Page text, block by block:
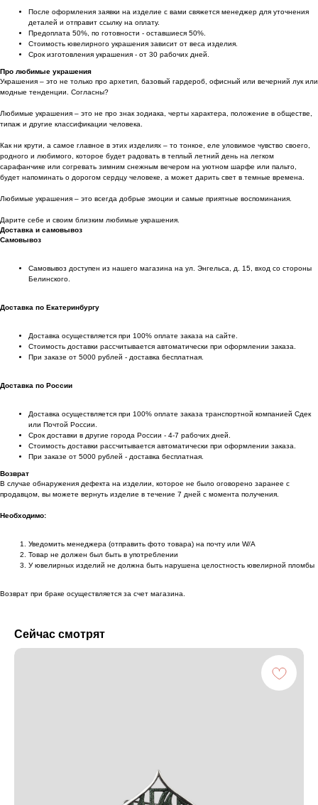
После оформления заявки на изделие с вами свяжется менеджер для уточнения
деталей и отправит ссылку на оплату.
Предоплата 50%, по готовности - оставшиеся 50%.
Стоимость ювелирного украшения зависит от веса изделия.
Срок изготовления украшения - от 30 рабочих дней.
Про любимые украшения
Украшения – это не только про архетип, базовый гардероб, офисный или вечерний лук или
модные тенденции. Согласны?
Любимые украшения – это не про знак зодиака, черты характера, положение в обществе,
типаж и другие классификации человека.
Как ни крути, а самое главное в этих изделиях – то тонкое, еле уловимое чувство своего,
родного и любимого, которое будет радовать в теплый летний день на легком
сарафанчике или согревать зимним снежным вечером на уютном шарфе или пальто,
будет напоминать о дорогом сердцу человеке, а может дарить свет в темные времена.
Любимые украшения – это всегда добрые эмоции и самые приятные воспоминания.
Дарите себе и своим близким любимые украшения.
Доставка и самовывоз
Самовывоз
Самовывоз доступен из нашего магазина на ул. Энгельса, д. 15, вход со стороны
Белинского.
Доставка по Екатеринбургу
Доставка осуществляется при 100% оплате заказа на сайте.
Стоимость доставки рассчитывается автоматически при оформлении заказа.
При заказе от 5000 рублей - доставка бесплатная.
Доставка по России
Доставка осуществляется при 100% оплате заказа транспортной компанией Сдек
или Почтой России.
Срок доставки в другие города России - 4-7 рабочих дней.
Стоимость доставки рассчитывается автоматически при оформлении заказа.
При заказе от 5000 рублей - доставка бесплатная.
Возврат
В случае обнаружения дефекта на изделии, которое не было оговорено заранее с
продавцом, вы можете вернуть изделие в течение 7 дней с момента получения.
Необходимо:
Уведомить менеджера (отправить фото товара) на почту или W/А
Товар не должен был быть в употреблении
У ювелирных изделий не должна быть нарушена целостность ювелирной пломбы
Возврат при браке осуществляется за счет магазина.
Сейчас смотрят